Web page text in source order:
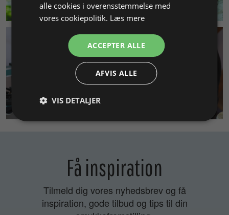
MILJØ & BÆREDYGTIGHED
SMYKKEKURSER
Få inspiration
Tilmeld dig vores nyhedsbrev og få
inspiration, gode tilbud og tips til din
alle cookies i overensstemmelse med
vores cookiepolitik. Læs mere
ACCEPTER ALLE
AFVIS ALLE
VIS DETALJER